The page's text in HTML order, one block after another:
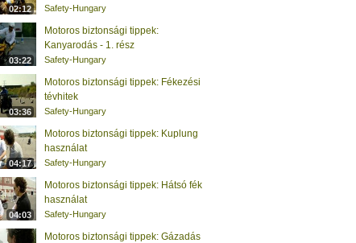
02:12 Safety-Hungary
03:22
Motoros biztonsági tippek:
Kanyarodás - 1. rész
Safety-Hungary
03:36
Motoros biztonsági tippek: Fékezési
tévhitek
Safety-Hungary
04:17
Motoros biztonsági tippek: Kuplung
használat
Safety-Hungary
04:03
Motoros biztonsági tippek: Hátsó fék
használat
Safety-Hungary
Motoros biztonsági tippek: Gázadás